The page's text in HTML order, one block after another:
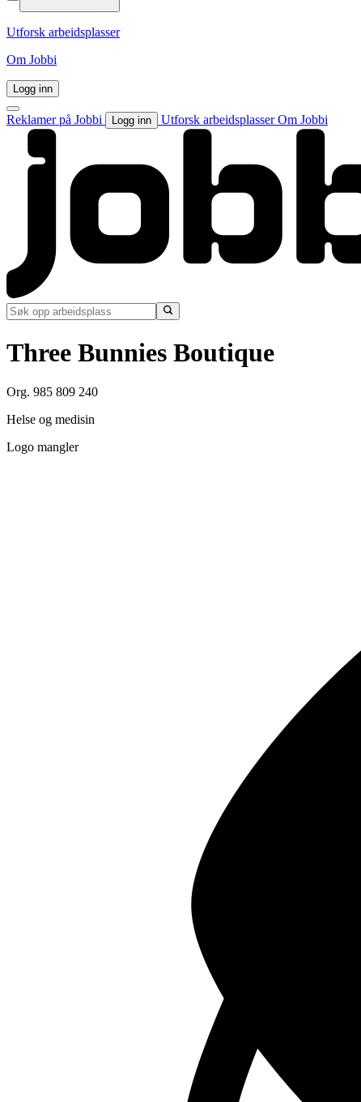
Utforsk arbeidsplasser
Om Jobbi
Logg inn
Reklamer på Jobbi Logg inn Utforsk arbeidsplasserOm Jobbi
Three Bunnies Boutique
Org. 985 809 240
Helse og medisin
Logo mangler